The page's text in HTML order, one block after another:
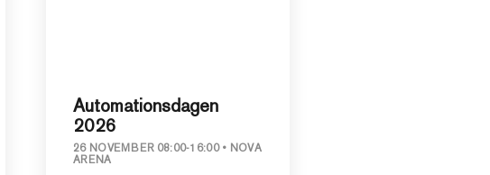
Automationsdagen
2026
26 NOVEMBER 08:00-16:00
NOVA
ARENA